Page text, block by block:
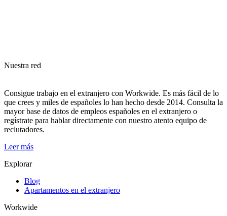
Nuestra red
Consigue trabajo en el extranjero con Workwide. Es más fácil de lo
que crees y miles de españoles lo han hecho desde 2014. Consulta la
mayor base de datos de empleos españoles en el extranjero o
regístrate para hablar directamente con nuestro atento equipo de
reclutadores.
Leer más
Explorar
Blog
Apartamentos en el extranjero
Workwide